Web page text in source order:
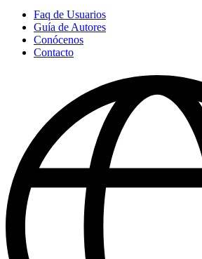
Faq de Usuarios
Guía de Autores
Conócenos
Contacto